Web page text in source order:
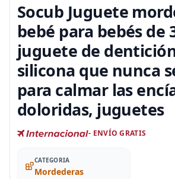
Socub Juguete
bebé para bebés de
juguete de
silicona que nunca
para calmar las
doloridas, juguetes
- ENVÍO GRATIS
CATEGORIA
Mordederas